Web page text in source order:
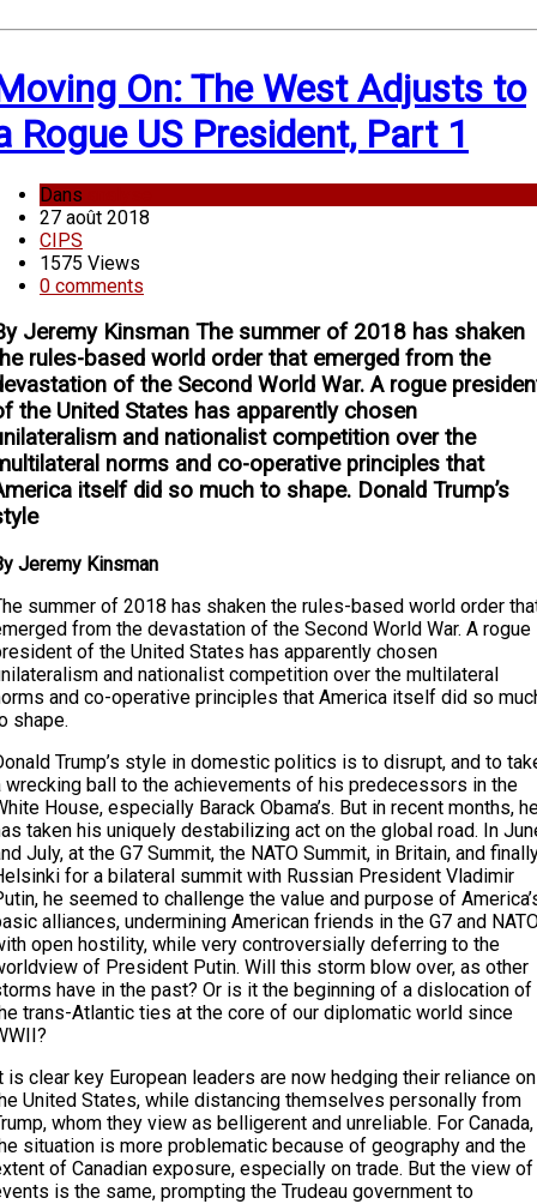
On: The West Adjusts to
Rogue US President, Part 1
Dans
27 août 2018
CIPS
1575 Views
0 comments
Jeremy Kinsman The summer of 2018 has shaken
rules-based world order that emerged from the
of the Second World War. A rogue
the United States has apparently chosen
and nationalist competition over the
norms and co-operative principles that
itself did so much to shape. Donald Trump’s
Jeremy Kinsman
summer of 2018 has shaken the rules-based world order
from the devastation of the Second World War. A rogue
of the United States has apparently chosen
and nationalist competition over the multilateral
and co-operative principles that America itself did so
shape.
Trump’s style in domestic politics is to disrupt, and to
wrecking ball to the achievements of his predecessors in the
House, especially Barack Obama’s. But in recent months,
taken his uniquely destabilizing act on the global road. In
July, at the G7 Summit, the NATO Summit, in Britain, and
for a bilateral summit with Russian President Vladimir
he seemed to challenge the value and purpose of
alliances, undermining American friends in the G7 and
open hostility, while very controversially deferring to the
of President Putin. Will this storm blow over, as other
have in the past? Or is it the beginning of a dislocation of
trans-Atlantic ties at the core of our diplomatic world since
is clear key European leaders are now hedging their reliance on
United States, while distancing themselves personally from
whom they view as belligerent and unreliable. For Canada,
situation is more problematic because of geography and the
of Canadian exposure, especially on trade. But the view of
is the same, prompting the Trudeau government to